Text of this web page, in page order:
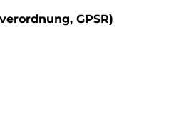
GPSR)